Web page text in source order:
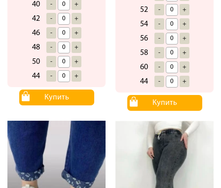
40 - +
42 - +
46 - +
48 - +
50 - +
44 - +
Купить
52 - +
54 - +
56 - +
58 - +
60 - +
44 - +
Купить